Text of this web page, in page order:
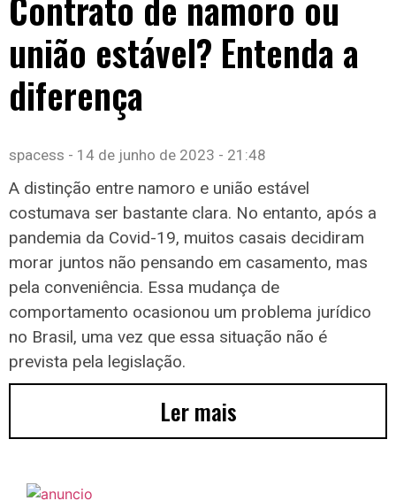
união estável? Entenda a
diferença
spacess 14 de junho de 2023 21:48
A distinção entre namoro e união estável
costumava ser bastante clara. No entanto, após a
pandemia da Covid-19, muitos casais decidiram
morar juntos não pensando em casamento, mas
pela conveniência. Essa mudança de
comportamento ocasionou um problema jurídico
no Brasil, uma vez que essa situação não é
prevista pela legislação.
Ler mais